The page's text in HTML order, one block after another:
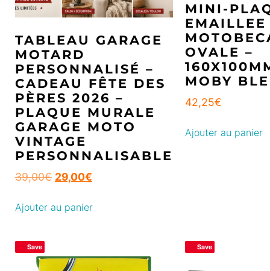
TABLEAU GARAGE
MOTARD
PERSONNALISÉ –
CADEAU FÊTE DES
PÈRES 2026 –
PLAQUE MURALE
GARAGE MOTO
VINTAGE
PERSONNALISABLE
39,00€ 29,00€
Ajouter au panier
MINI-
EMAILLEE
OVALE –
MOBY
42,25€
Ajouter au panier
Save Save